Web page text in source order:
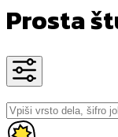
Prosta